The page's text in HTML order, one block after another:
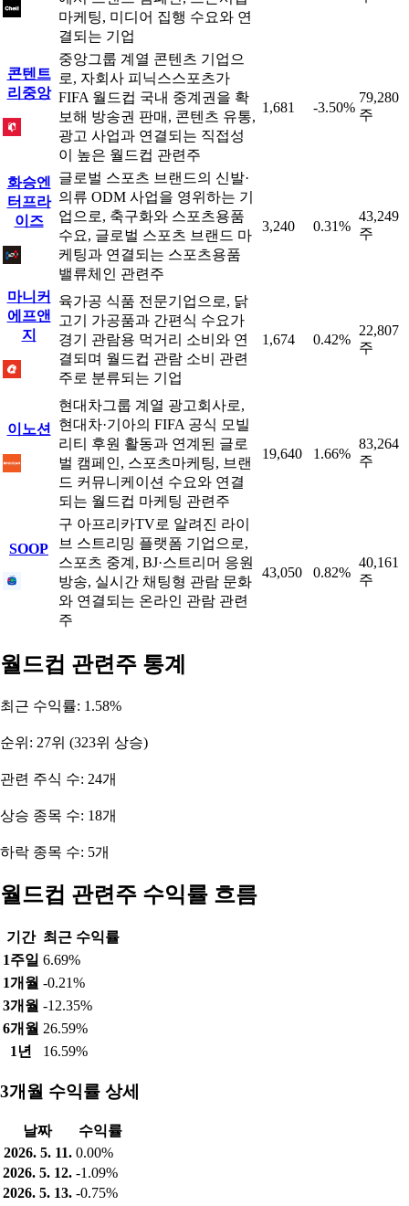
마케팅, 미디어 집행 수요와 연
결되는 기업
콘텐트
리중앙
중앙그룹 계열 콘텐츠 기업으
로, 자회사 피닉스스포츠가
FIFA 월드컵 국내 중계권을 확
보해 방송권 판매, 콘텐츠 유통,
광고 사업과 연결되는 직접성
이 높은 월드컵 관련주
1,681 -3.50%
79,280
주
화승엔
터프라
이즈
글로벌 스포츠 브랜드의 신발·
의류 ODM 사업을 영위하는 기
업으로, 축구화와 스포츠용품
수요, 글로벌 스포츠 브랜드 마
케팅과 연결되는 스포츠용품
밸류체인 관련주
3,240 0.31%
43,249
주
마니커
에프앤
지
육가공 식품 전문기업으로, 닭
고기 가공품과 간편식 수요가
경기 관람용 먹거리 소비와 연
결되며 월드컵 관람 소비 관련
주로 분류되는 기업
1,674 0.42%
22,807
주
이노션
현대차그룹 계열 광고회사로,
현대차·기아의 FIFA 공식 모빌
리티 후원 활동과 연계된 글로
벌 캠페인, 스포츠마케팅, 브랜
드 커뮤니케이션 수요와 연결
되는 월드컵 마케팅 관련주
19,640 1.66%
83,264
주
SOOP
구 아프리카TV로 알려진 라이
브 스트리밍 플랫폼 기업으로,
스포츠 중계, BJ·스트리머 응원
방송, 실시간 채팅형 관람 문화
와 연결되는 온라인 관람 관련
주
43,050 0.82%
40,161
주
월드컵 관련주 통계
최근 수익률: 1.58%
순위: 27위 (323위 상승)
관련 주식 수: 24개
상승 종목 수: 18개
하락 종목 수: 5개
월드컵 관련주 수익률 흐름
기간 최근 수익률
1주일 6.69%
1개월 -0.21%
3개월 -12.35%
6개월 26.59%
1년
16.59%
3개월 수익률 상세
날짜
수익률
2026. 5. 11. 0.00%
2026. 5. 12. -1.09%
2026. 5. 13. -0.75%